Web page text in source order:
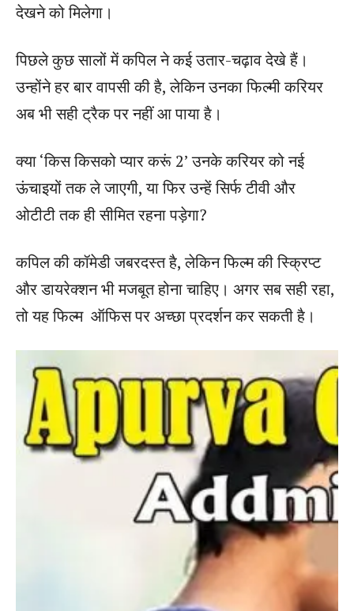
देखने को मिलेगा।
पिछले कुछ सालों में कपिल ने कई उतार-चढ़ाव देखे हैं।
उन्होंने हर बार वापसी की है, लेकिन उनका फिल्मी करियर
अब भी सही ट्रैक पर नहीं आ पाया है।
क्या ‘किस किसको प्यार करूं 2’ उनके करियर को नई
ऊंचाइयों तक ले जाएगी, या फिर उन्हें सिर्फ टीवी और
ओटीटी तक ही सीमित रहना पड़ेगा?
कपिल की कॉमेडी जबरदस्त है, लेकिन फिल्म की स्क्रिप्ट
और डायरेक्शन भी मजबूत होना चाहिए। अगर सब सही रहा,
तो यह फिल्म ऑफिस पर अच्छा प्रदर्शन कर सकती है।